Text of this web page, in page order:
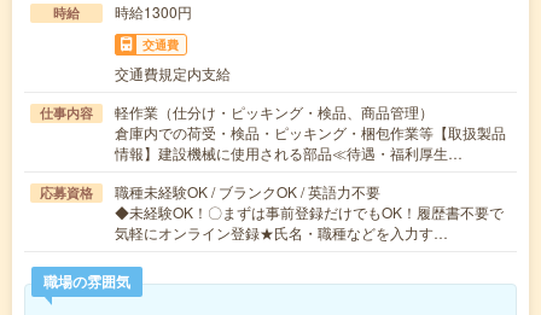
時給 時給1300円
交通費
交通費規定内支給
仕事内容
軽作業（仕分け・ピッキング・検品、商品管理）
倉庫内での荷受・検品・ピッキング・梱包作業等【取扱製品
情報】建設機械に使用される部品≪待遇・福利厚生…
応募資格
職種未経験OK / ブランクOK / 英語力不要
◆未経験OK！〇まずは事前登録だけでもOK！履歴書不要で
気軽にオンライン登録★氏名・職種などを入力す…
職場の雰囲気